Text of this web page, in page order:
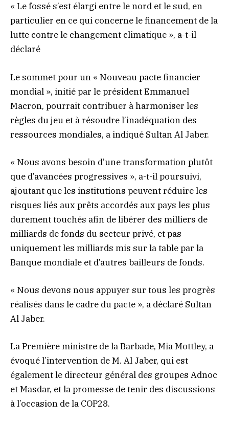
« Le fossé s’est élargi entre le nord et le sud, en
particulier en ce qui concerne le financement de la
lutte contre le changement climatique », a-t-il
déclaré
Le sommet pour un « Nouveau pacte financier
mondial », initié par le président Emmanuel
Macron, pourrait contribuer à harmoniser les
règles du jeu et à résoudre l’inadéquation des
ressources mondiales, a indiqué Sultan Al Jaber.
« Nous avons besoin d’une transformation plutôt
que d’avancées progressives », a-t-il poursuivi,
ajoutant que les institutions peuvent réduire les
risques liés aux prêts accordés aux pays les plus
durement touchés afin de libérer des milliers de
milliards de fonds du secteur privé, et pas
uniquement les milliards mis sur la table par la
Banque mondiale et d’autres bailleurs de fonds.
« Nous devons nous appuyer sur tous les progrès
réalisés dans le cadre du pacte », a déclaré Sultan
Al Jaber.
La Première ministre de la Barbade, Mia Mottley, a
évoqué l’intervention de M. Al Jaber, qui est
également le directeur général des groupes Adnoc
et Masdar, et la promesse de tenir des discussions
à l’occasion de la COP28.